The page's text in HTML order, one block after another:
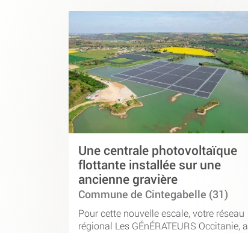
Une centrale photovoltaïque
flottante installée sur une
ancienne gravière
Commune de Cintegabelle (31)
Pour cette nouvelle escale, votre réseau
régional Les GÉnÉRATEURS Occitanie, a